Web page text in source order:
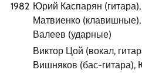
1982 Юрий Каспарян
Матвиенко
Валеев (ударные)
Виктор Цой (вокал,
Вишняков (бас-гитара),